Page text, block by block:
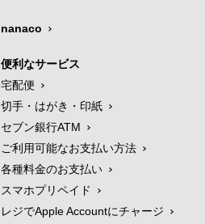
nanaco
便利なサービス
宅配便
切手・はがき・印紙
セブン銀行ATM
ご利用可能なお支払い方法
各種料金のお支払い
スマホプリペイド
レジでApple Accountにチャージ